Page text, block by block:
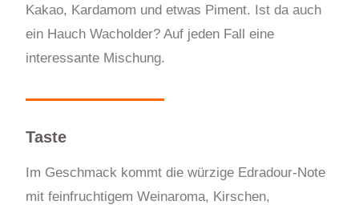
Kakao, Kardamom und etwas Piment. Ist da auch
ein Hauch Wacholder? Auf jeden Fall eine
interessante Mischung.
Taste
Im Geschmack kommt die würzige Edradour-Note
mit feinfruchtigem Weinaroma, Kirschen,